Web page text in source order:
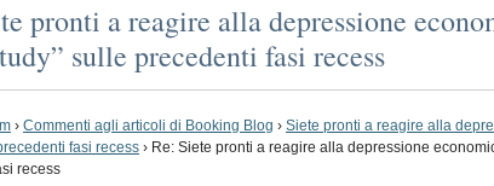
pronti a reagire alla depressione
sulle precedenti fasi recess
› Commenti agli articoli di Booking Blog › Siete pronti a reagire alla
fasi recess › Re: Siete pronti a reagire alla depressione
recess